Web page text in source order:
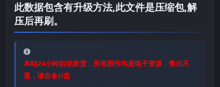
此数据包含有升级方法,此文件是压缩包,解
压后再刷。
本站24小时自动发货，所有固件均是电子资源，售出不
退，请自备U盘